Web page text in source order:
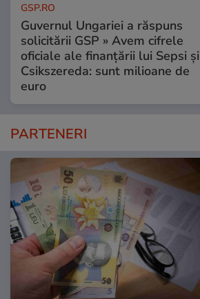
GSP.RO
Guvernul Ungariei a răspuns
solicitării GSP » Avem cifrele
oficiale ale finanțării lui Sepsi și
Csikszereda: sunt milioane de
euro
PARTENERI